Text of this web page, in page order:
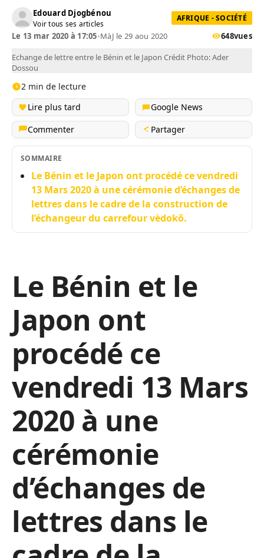
Edouard Djogbénou
Voir tous ses articles
AFRIQUE - SOCIÉTÉ
Le 13 mar 2020 à 17:05•MàJ le 29 aou 2020 648vues
Echange de lettre entre le Bénin et le Japon Crédit Photo: Ader
Dossou
2 min de lecture
Lire plus tard
Google News
Commenter
Partager
SOMMAIRE
Le Bénin et le Japon ont procédé ce vendredi
13 Mars 2020 à une cérémonie d’échanges de
lettres dans le cadre de la construction de
l’échangeur du carrefour vèdokô.
Le Bénin et le
Japon ont
procédé ce
vendredi 13 Mars
2020 à une
cérémonie
d’échanges de
lettres dans le